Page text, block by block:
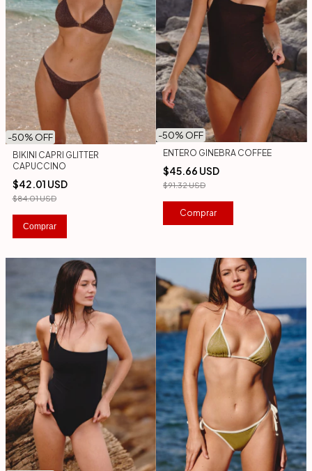
-50% OFF
BIKINI CAPRI GLITTER
CAPUCCINO
$42.01 USD
$84.01 USD
Comprar
-50% OFF
ENTERO GINEBRA COFFEE
$45.66 USD
$91.32 USD
Comprar